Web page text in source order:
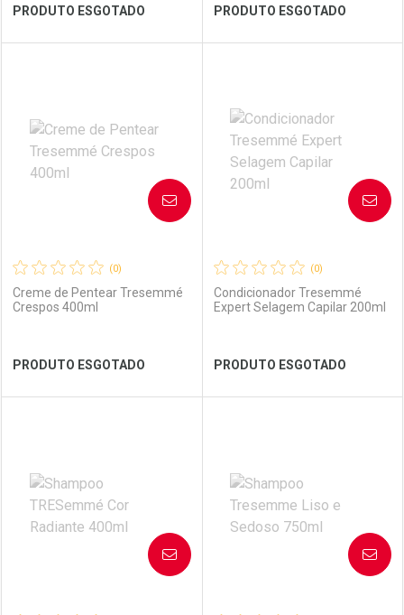
Ver Desconto Convênio Ver Desconto Convênio
PRODUTO ESGOTADO
Laboratório
Ver Desconto Convênio
Por Menos
PRODUTO ESGOTADO
Laboratório
Ver Desconto Convênio
Por Menos
(0)
Creme de Pentear Tresemmé
Crespos 400ml
PRODUTO ESGOTADO
AVISE-ME
Laboratório
Por Menos
(0)
Condicionador Tresemmé
Expert Selagem Capilar 200ml
PRODUTO ESGOTADO
AVISE-ME
Laboratório
Por Menos
AVISE-ME AVISE-ME